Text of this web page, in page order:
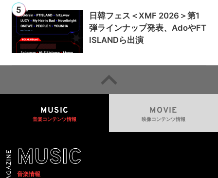
日韓フェス＜XMF 2026＞第1
弾ラインナップ発表、AdoやFT
ISLANDら出演
MUSIC
音楽コンテンツ情報
MOVIE
映像コンテンツ情報
MUSIC
音楽情報